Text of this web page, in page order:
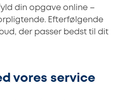
din opgave online –
Efterfølgende
der passer bedst til dit
vores service